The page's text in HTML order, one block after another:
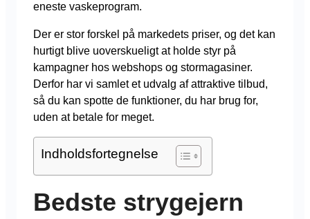
eneste vaskeprogram.
Der er stor forskel på markedets priser, og det kan
hurtigt blive uoverskueligt at holde styr på
kampagner hos webshops og stormagasiner.
Derfor har vi samlet et udvalg af attraktive tilbud,
så du kan spotte de funktioner, du har brug for,
uden at betale for meget.
Indholdsfortegnelse
Bedste strygejern